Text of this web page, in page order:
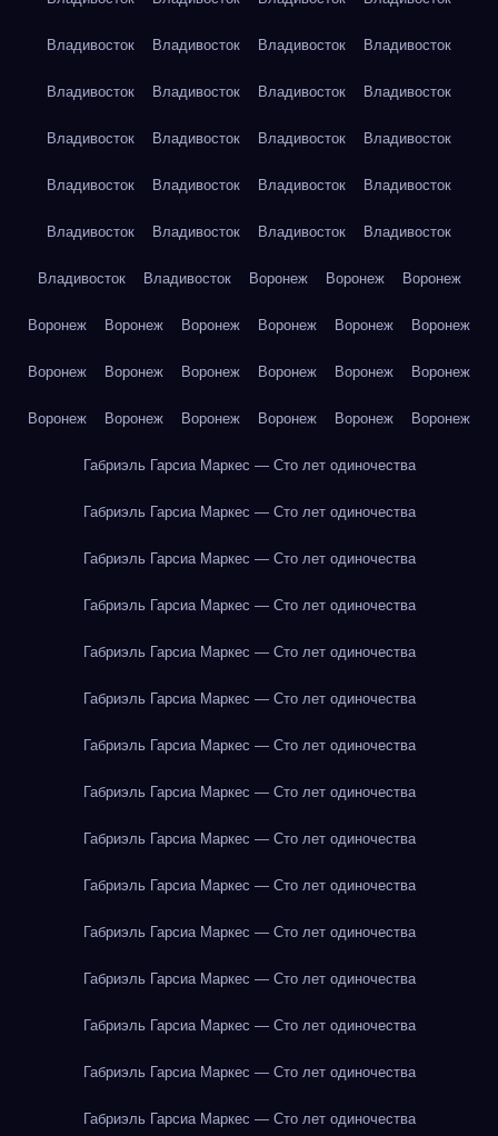
Владивосток Владивосток Владивосток Владивосток
Владивосток Владивосток Владивосток Владивосток
Владивосток Владивосток Владивосток Владивосток
Владивосток Владивосток Владивосток Владивосток
Владивосток Владивосток Владивосток Владивосток
Владивосток Владивосток Воронеж Воронеж Воронеж
Воронеж Воронеж Воронеж Воронеж Воронеж Воронеж
Воронеж Воронеж Воронеж Воронеж Воронеж Воронеж
Воронеж Воронеж Воронеж Воронеж Воронеж Воронеж
Габриэль Гарсиа Маркес — Сто лет одиночества
Габриэль Гарсиа Маркес — Сто лет одиночества
Габриэль Гарсиа Маркес — Сто лет одиночества
Габриэль Гарсиа Маркес — Сто лет одиночества
Габриэль Гарсиа Маркес — Сто лет одиночества
Габриэль Гарсиа Маркес — Сто лет одиночества
Габриэль Гарсиа Маркес — Сто лет одиночества
Габриэль Гарсиа Маркес — Сто лет одиночества
Габриэль Гарсиа Маркес — Сто лет одиночества
Габриэль Гарсиа Маркес — Сто лет одиночества
Габриэль Гарсиа Маркес — Сто лет одиночества
Габриэль Гарсиа Маркес — Сто лет одиночества
Габриэль Гарсиа Маркес — Сто лет одиночества
Габриэль Гарсиа Маркес — Сто лет одиночества
Габриэль Гарсиа Маркес — Сто лет одиночества